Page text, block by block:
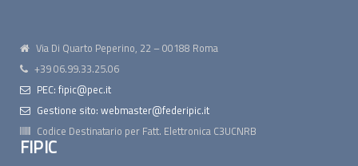
Via Di Quarto Peperino, 22 – 00188 Roma
+39 06.99.33.25.06
PEC: fipic@pec.it
Gestione sito: webmaster@federipic.it
Codice Destinatario per Fatt. Elettronica C3UCNRB
FIPIC